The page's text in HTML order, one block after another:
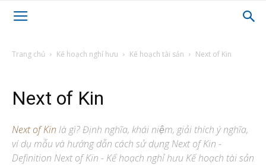
Trang chủ Kế hoạch nghỉ hưu Kế hoạch tài sản Next of Kin
Next of Kin
Next of Kin là gì? Định nghĩa, khái niệm, giải thích ý nghĩa,
ví dụ mẫu và hướng dẫn cách sử dụng Next of Kin -
Definition Next of Kin - Kế hoạch nghỉ hưu Kế hoạch tài sản